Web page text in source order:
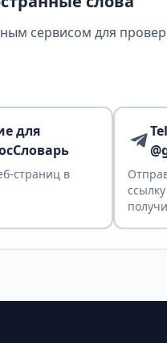
сервисом для
для
страниц в